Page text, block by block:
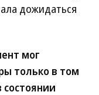
дожидаться
мог
только в том
состоянии